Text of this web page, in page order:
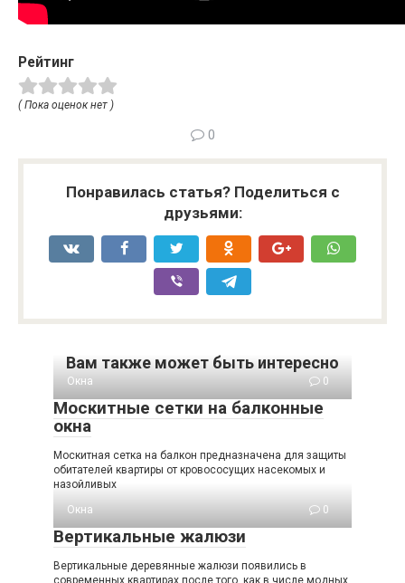
Рейтинг
( Пока оценок нет )
0
Понравилась статья? Поделиться с
друзьями:
Вам также может быть интересно
Окна 0
Москитные сетки на балконные
окна
Москитная сетка на балкон предназначена для защиты
обитателей квартиры от кровососущих насекомых и
назойливых
Окна
0
Вертикальные жалюзи
Вертикальные деревянные жалюзи появились в
современных квартирах после того, как в числе модных